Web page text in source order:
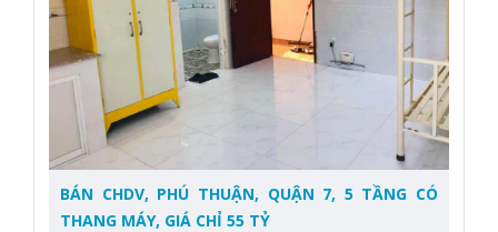
BÁN CHDV, PHÚ THUẬN, QUẬN 7, 5 TẦNG CÓ
THANG MÁY, GIÁ CHỈ 55 TỶ